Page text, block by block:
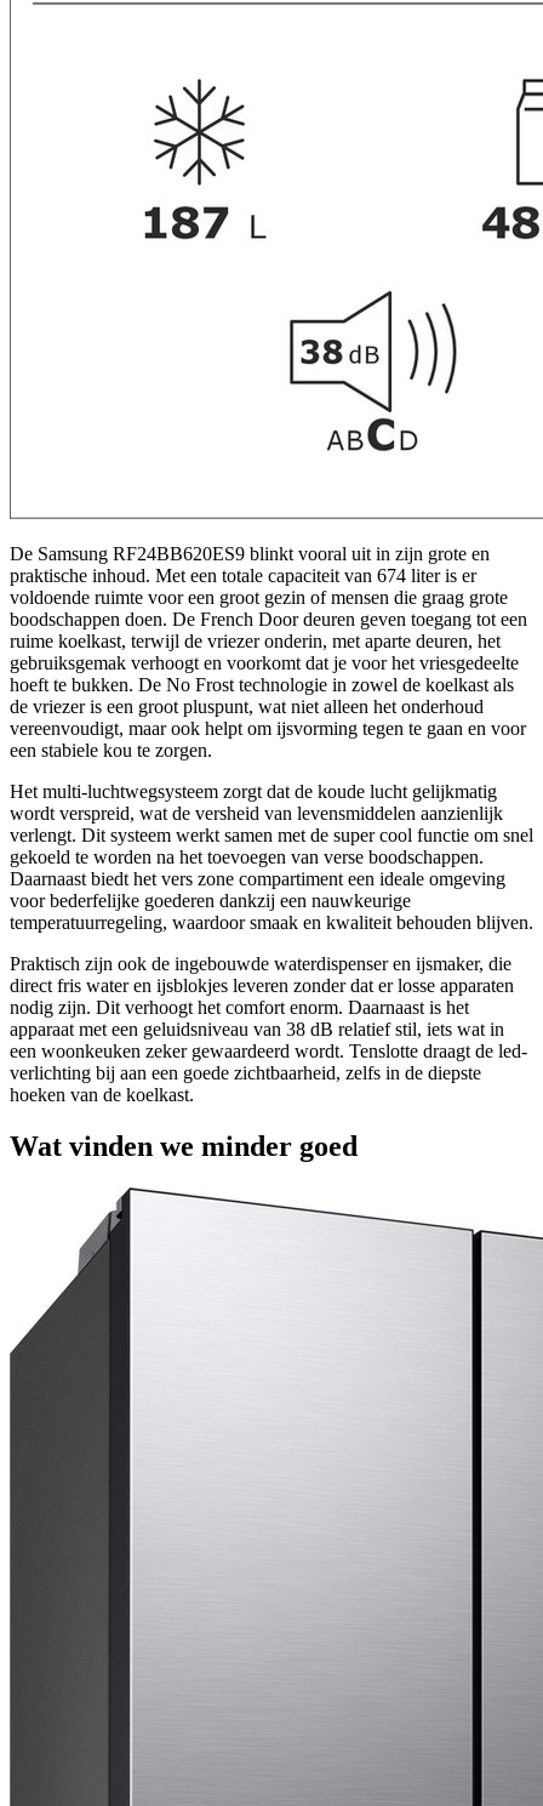
De Samsung RF24BB620ES9 blinkt vooral uit in zijn grote en
praktische inhoud. Met een totale capaciteit van 674 liter is er
voldoende ruimte voor een groot gezin of mensen die graag grote
boodschappen doen. De French Door deuren geven toegang tot een
ruime koelkast, terwijl de vriezer onderin, met aparte deuren, het
gebruiksgemak verhoogt en voorkomt dat je voor het vriesgedeelte
hoeft te bukken. De No Frost technologie in zowel de koelkast als
de vriezer is een groot pluspunt, wat niet alleen het onderhoud
vereenvoudigt, maar ook helpt om ijsvorming tegen te gaan en voor
een stabiele kou te zorgen.
Het multi-luchtwegsysteem zorgt dat de koude lucht gelijkmatig
wordt verspreid, wat de versheid van levensmiddelen aanzienlijk
verlengt. Dit systeem werkt samen met de super cool functie om snel
gekoeld te worden na het toevoegen van verse boodschappen.
Daarnaast biedt het vers zone compartiment een ideale omgeving
voor bederfelijke goederen dankzij een nauwkeurige
temperatuurregeling, waardoor smaak en kwaliteit behouden blijven.
Praktisch zijn ook de ingebouwde waterdispenser en ijsmaker, die
direct fris water en ijsblokjes leveren zonder dat er losse apparaten
nodig zijn. Dit verhoogt het comfort enorm. Daarnaast is het
apparaat met een geluidsniveau van 38 dB relatief stil, iets wat in
een woonkeuken zeker gewaardeerd wordt. Tenslotte draagt de led-
verlichting bij aan een goede zichtbaarheid, zelfs in de diepste
hoeken van de koelkast.
Wat vinden we minder goed